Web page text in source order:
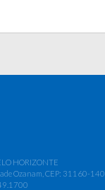
HORIZONTE
Ozanam, CEP: 31160-140